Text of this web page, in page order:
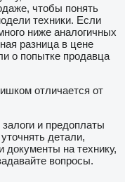
чтобы понять
техники. Если
ниже аналогичных
разница в цене
о попытке продавца
отличается от
и предоплаты
детали,
документы на технику,
вопросы.